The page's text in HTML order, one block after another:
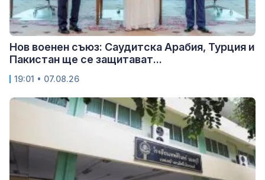
Нов военен съюз: Саудитска Арабия, Турция и
Пакистан ще се защитават...
19:01 • 07.08.26